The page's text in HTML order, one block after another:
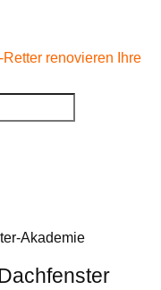
renovieren Ihre
Akademie